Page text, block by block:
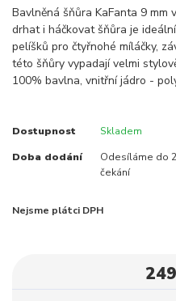
Bavlněná šňůra KaFanta 9 mm
drhat i háčkovat šňůra je
pelíšků pro čtyřnohé míláčky,
této šňůry vypadají velmi
100% bavlna, vnitřní jádro -
Dostupnost Skladem
Doba dodání
Odesíláme do
čekání
Nejsme plátci DPH